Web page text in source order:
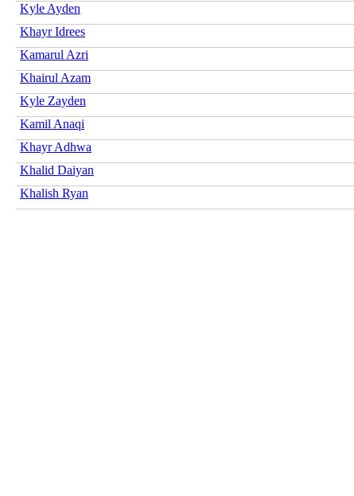
Kyle Ayden
Khayr Idrees
Kamarul Azri
Khairul Azam
Kyle Zayden
Kamil Anaqi
Khayr Adhwa
Khalid Daiyan
Khalish Ryan